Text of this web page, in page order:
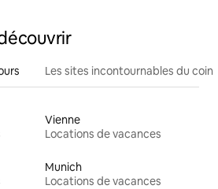
Les sites incontournables du coin
Vienne
Locations de vacances
Munich
Locations de vacances